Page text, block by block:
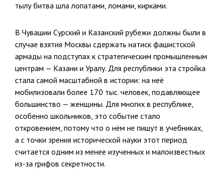
тылу битва шла лопатами, ломами, кирками.
В Чувашии Сурский и Казанский рубежи должны были в
случае взятия Москвы сдержать натиск фашистской
армады на подступах к стратегическим промышленным
центрам — Казани и Уралу. Для республики эта стройка
стала самой масштабной в истории: на неё
мобилизовали более 170 тыс. человек, подавляющее
большинство — женщины. Для многих в республике,
особенно школьников, это событие стало
откровением, потому что о нём не пишут в учебниках,
а с точки зрения исторической науки этот период
считается одним из менее изученных и малоизвестных
из-за грифов секретности.